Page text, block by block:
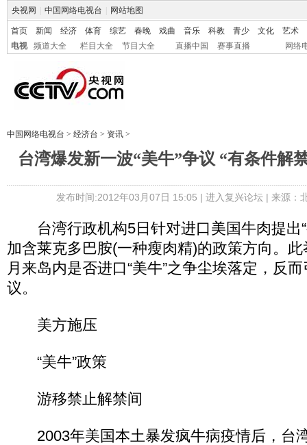
央视网 中国网络电视台 网站地图
首页 新闻 经济 体育 综艺 春晚 戏曲 音乐 科教 青少 文化
艺术
电视
频道大全 栏目大全 节目大全 直播中国 赛事直播 网络
中国网络电视台 > 经济台 > 资讯 >
台湾爆发新一波“美牛”争议 “有条件解
发布时间:2012年03月07日 15:05 | 进入复兴论坛| 来源：
台湾行政机构5日针对进口美国牛肉提出“
加含莱克多巴胺(一种瘦肉精)的政策方向。
月来岛内是否进口“美牛”之争尘埃落定，反
议。
美方施压
“美牛”政策
游移禁止解禁间
2003年美国本土暴发疯牛病疫情后，台